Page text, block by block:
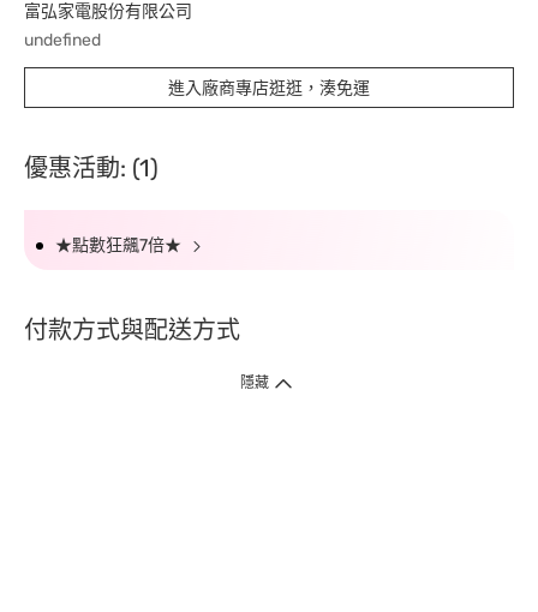
富弘家電股份有限公司
undefined
進入廠商專店逛逛，湊免運
優惠活動: (1)
★點數狂飆7倍★
付款方式與配送方式
隱藏